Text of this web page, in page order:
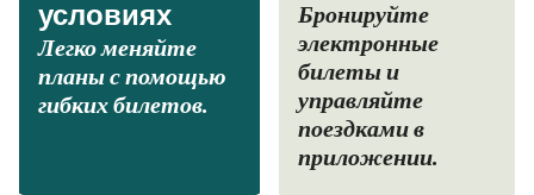
условиях
Легко меняйте
планы с помощью
гибких билетов.
Бронируйте
электронные
билеты и
управляйте
поездками в
приложении.